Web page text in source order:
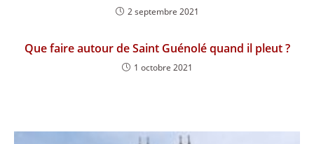
2 septembre 2021
Que faire autour de Saint Guénolé quand il pleut ?
1 octobre 2021